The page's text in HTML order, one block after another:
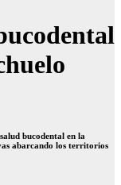
bucodental en la
abarcando los territorios